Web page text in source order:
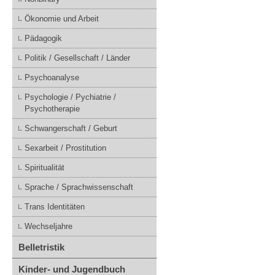
Ökonomie und Arbeit
Pädagogik
Politik / Gesellschaft / Länder
Psychoanalyse
Psychologie / Pychiatrie /
Psychotherapie
Schwangerschaft / Geburt
Sexarbeit / Prostitution
Spiritualität
Sprache / Sprachwissenschaft
Trans Identitäten
Wechseljahre
Belletristik
Kinder- und Jugendbuch